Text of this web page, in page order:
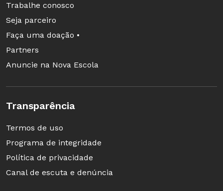
Trabalhe conosco
Seja parceiro
Faça uma doação •
Partners
Anuncie na Nova Escola
Transparência
Termos de uso
Programa de integridade
Política de privacidade
Canal de escuta e denúncia